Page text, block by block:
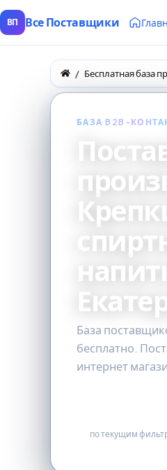
ВП Все Поставщики
БАЗА B2B-
База
бесплатно.
интернет
по текущим